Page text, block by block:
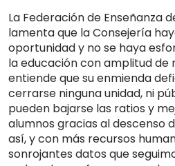
La Federación de Enseñanza
lamenta que la Consejería
oportunidad y no se haya
la educación con amplitud de
entiende que su enmienda
cerrarse ninguna unidad, ni
pueden bajarse las ratios y
alumnos gracias al descenso
así, y con más recursos
sonrojantes datos que